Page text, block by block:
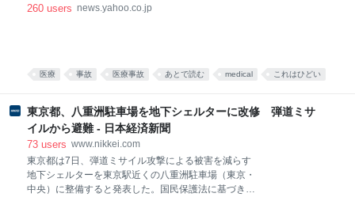
い”で摘出継続 通常の生活送っていた患者が手足も動か
260 users news.yahoo.co.jp
医療 事故 医療事故 あとで読む medical これはひどい
東京都、八重洲駐車場を地下シェルターに改修 弾道ミサ
イルから避難 - 日本経済新聞
73 users www.nikkei.com
東京都は7日、弾道ミサイル攻撃による被害を減らす
地下シェルターを東京駅近くの八重洲駐車場（東京・
中央）に整備すると発表した。国民保護法に基づき指